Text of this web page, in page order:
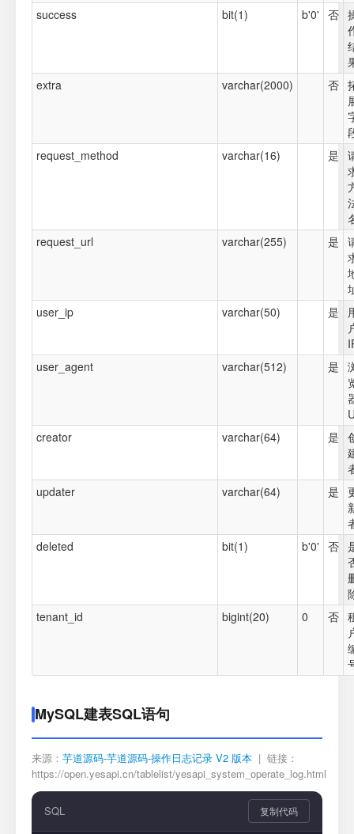
success
bit(1) b'0' 否
extra
varchar(2000) 否
request_method
varchar(16) 是
request_url
varchar(255) 是
user_ip
varchar(50) 是
user_agent
varchar(512) 是
creator
varchar(64) 是
updater
varchar(64) 是
deleted
bit(1) b'0' 否
tenant_id
bigint(20) 0 否
MySQL建表SQL语句
来源： 芋道源码-芋道源码-操作日志记录 V2 版本 | 链接：
https://open.yesapi.cn/tablelist/yesapi_system_operate_log.html
SQL 复制代码